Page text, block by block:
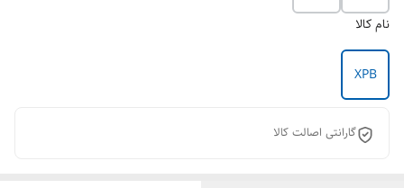
نام کالا
XPB
گارانتی اصالت کالا